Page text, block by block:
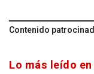
Contenido
Lo más leído